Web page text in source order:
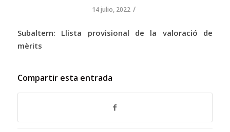
14 julio, 2022 /
Subaltern: Llista provisional de la valoració de
mèrits
Compartir esta entrada